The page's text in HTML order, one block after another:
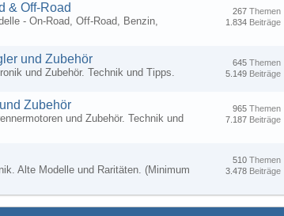
& Off-Road
- On-Road, Off-Road, Benzin,
Themen
267
Beiträge
1.834
und Zubehör
und Zubehör. Technik und Tipps.
Themen
645
Beiträge
5.149
Zubehör
und Zubehör. Technik und
Themen
965
Beiträge
7.187
Alte Modelle und Raritäten. (Minimum
Themen
510
Beiträge
3.478